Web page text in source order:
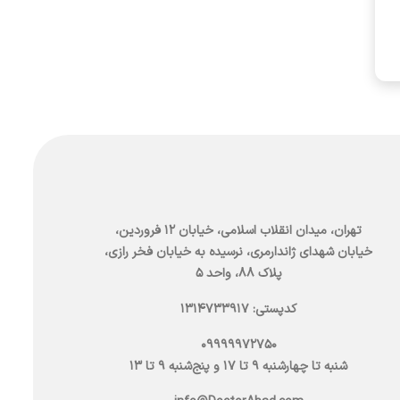
تهران، میدان انقلاب اسلامی، خیابان ۱۲ فروردین،
خیابان شهدای ژاندارمری، نرسیده به خیابان فخر رازی،
پلاک ۸۸، واحد ۵
کدپستی: 1314733917
09999972750
شنبه تا چهارشنبه 9 تا 17 و پنج‌شنبه 9 تا 13